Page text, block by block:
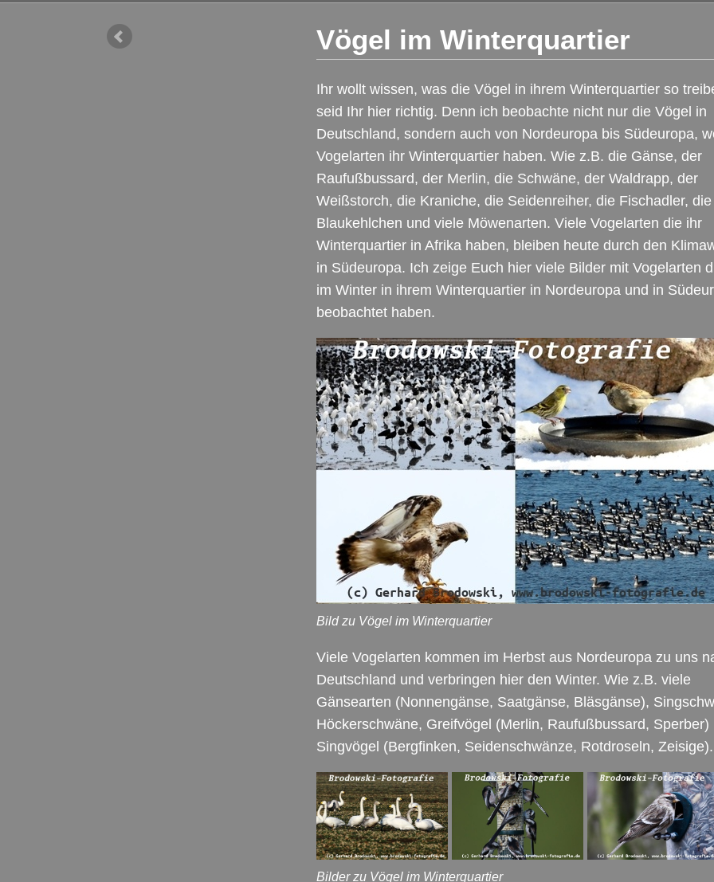
Vögel im Winterquartier
Ihr wollt wissen, was die Vögel in ihrem Winterquartier so
seid Ihr hier richtig. Denn ich beobachte nicht nur die Vögel in
Deutschland, sondern auch von Nordeuropa bis Südeuropa,
Vogelarten ihr Winterquartier haben. Wie z.B. die Gänse, der
Raufußbussard, der Merlin, die Schwäne, der Waldrapp, der
Weißstorch, die Kraniche, die Seidenreiher, die Fischadler, die
Blaukehlchen und viele Möwenarten. Viele Vogelarten die ihr
Winterquartier in Afrika haben, bleiben heute durch den
in Südeuropa. Ich zeige Euch hier viele Bilder mit Vogelarten
im Winter in ihrem Winterquartier in Nordeuropa und in
beobachtet haben.
Bild zu Vögel im Winterquartier
Viele Vogelarten kommen im Herbst aus Nordeuropa zu uns
Deutschland und verbringen hier den Winter. Wie z.B. viele
Gänsearten (Nonnengänse, Saatgänse, Bläsgänse),
Höckerschwäne, Greifvögel (Merlin, Raufußbussard, Sperber)
Singvögel (Bergfinken, Seidenschwänze, Rotdroseln, Zeisige).
Bilder zu Vögel im Winterquartier